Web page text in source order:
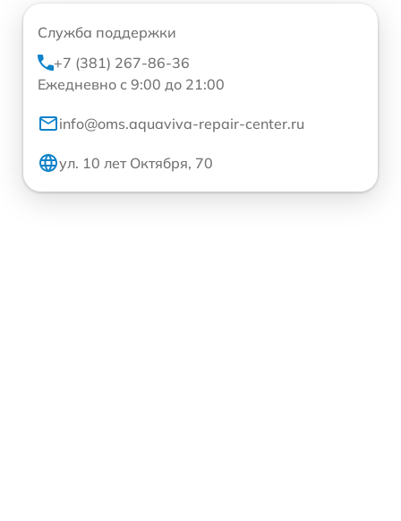
Служба поддержки
+7 (381) 267-86-36
Ежедневно с 9:00 до 21:00
info@oms.aquaviva-repair-center.ru
ул. 10 лет Октября, 70